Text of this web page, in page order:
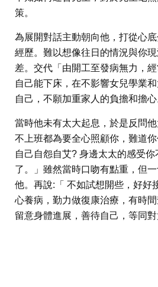
策。
為展開對話主動朝向他，打從心
經歷。難以想像往日的情況與你
差。交代「由開工至發病無力，
自己能下床，在不影響女兒學業
自己，不願加重家人的負擔和擔心
當時他未有太大起息，於是反問他
不上班都為要全心照顧你，難道
自己自怨自艾? 身邊太太的感受
了。」雖然當時口吻有點重，但
他。再說:「 不如試想開些，好好
心養病，勤力做復康治療，有時
留意身體進展，善待自己，等同對